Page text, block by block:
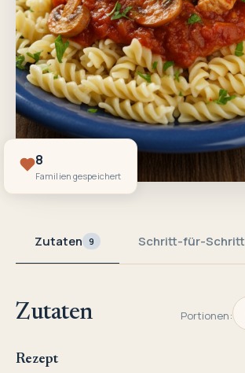
8
Familien gespeichert
Zutaten 9 Schritt-für-Schritt
Zutaten Portionen:
Rezept